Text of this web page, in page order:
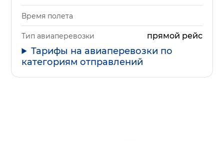
Время полета
Тип авиаперевозки прямой рейс
Тарифы на авиаперевозки по
категориям отправлений